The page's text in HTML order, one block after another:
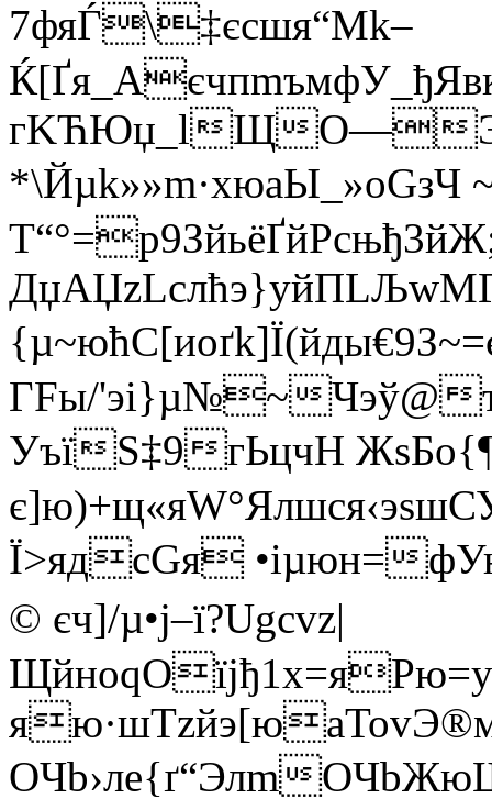
7фяЃ\‡єсшя“Mk–
гKЋЮџ_lЩО—
ГFы­/'эi}µ№~Чэў@
УъїЅ‡9гЬцчН
Ї>ядcGя •іµюн=
© єч]/µ•ј–ї?Ugcvz|
OЧb›лe{ґ“Элm